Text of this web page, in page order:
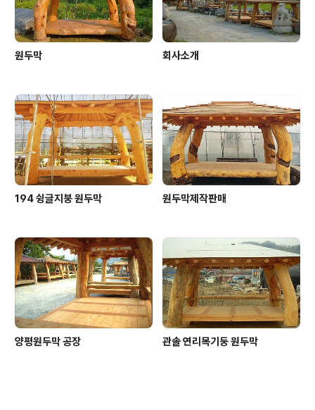
원두막 회사소개
194 슁글지붕 원두막 원두막제작판매
양평원두막 공장 관솔 연리목기둥 원두막